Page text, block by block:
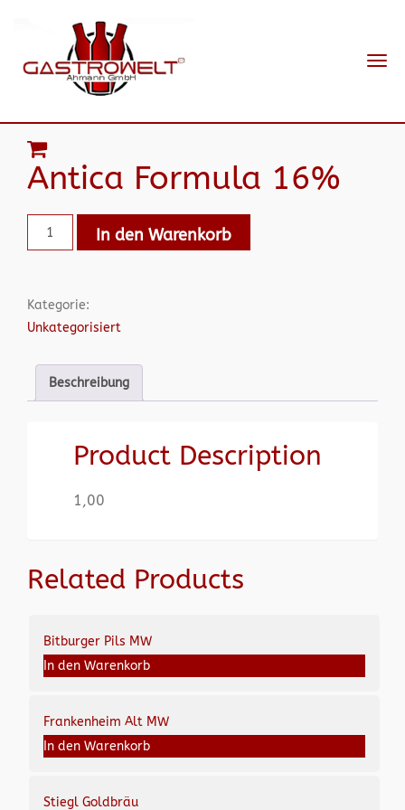
Antica Formula 16%
In den Warenkorb
Kategorie:
Unkategorisiert
Beschreibung
Product Description
1,00
Related Products
Bitburger Pils MW
In den Warenkorb
Frankenheim Alt MW
In den Warenkorb
Stiegl Goldbräu